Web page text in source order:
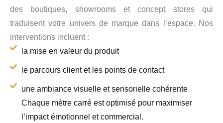
des boutiques, showrooms et concept stores qui
traduisent votre univers de marque dans l’espace. Nos
interventions incluent :
la mise en valeur du produit
le parcours client et les points de contact
une ambiance visuelle et sensorielle cohérente
Chaque mètre carré est optimisé pour maximiser
l’impact émotionnel et commercial.